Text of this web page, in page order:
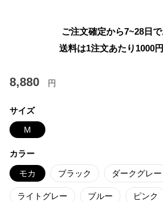
ご注文確定から7~28日
送料は1注文あたり 1000
8,880 円
サイズ
M
カラー
モカ ブラック ダークグレー
ライトグレー ブルー ピンク